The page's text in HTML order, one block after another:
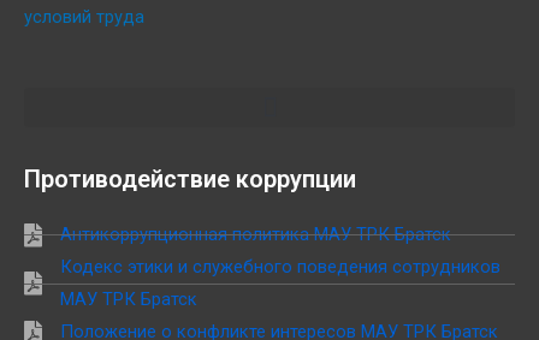
условий труда
Противодействие коррупции
Антикоррупционная политика МАУ ТРК Братск
Кодекс этики и служебного поведения сотрудников
МАУ ТРК Братск
Положение о конфликте интересов МАУ ТРК Братск